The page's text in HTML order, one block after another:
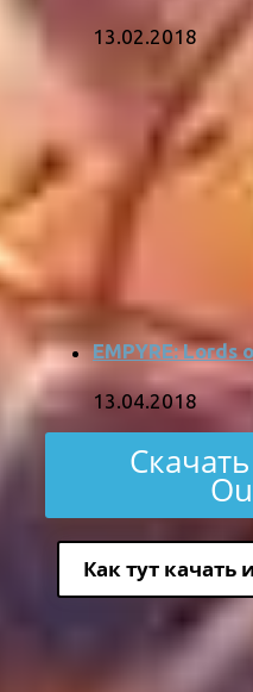
13.02.2018
EMPYRE: Lords
13.04.2018
Как тут качать